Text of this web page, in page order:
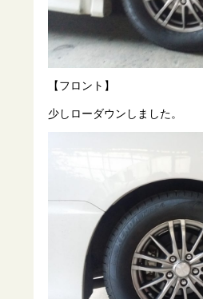
【フロント】
少しローダウンしました。